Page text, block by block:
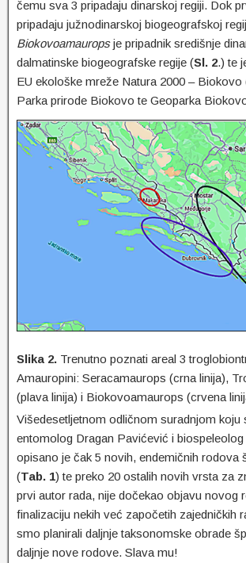
čemu sva 3 pripadaju dinarskoj regiji. Dok
pripadaju južnodinarskoj biogeografskoj
Biokovoamauropsje pripadnik središnje
dalmatinske biogeografske regije (Sl. 2.) te
EU ekološke mreže Natura 2000 – Biokovo
Parka prirode Biokovo te Geoparka
Slika 2. Trenutno poznati areal 3
Amauropini: Seracamaurops (crna linija),
(plava linija) i Biokovoamaurops (crvena
Višedesetljetnom odličnom suradnjom koju
entomolog Dragan Pavićević i
opisano je čak 5 novih, endemičnih rodova
(Tab. 1) te preko 20 ostalih novih vrsta za
prvi autor rada, nije dočekao objavu novog
finalizaciju nekih već započetih zajedničkih
smo planirali daljnje taksonomske obrade
daljnje nove rodove. Slava mu!